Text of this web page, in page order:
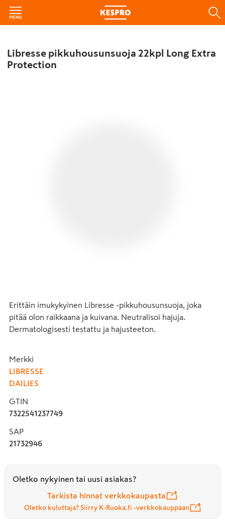
Libresse pikkuhousunsuoja 22kpl Long Extra
Protection
Erittäin imukykyinen Libresse -pikkuhousunsuoja, joka
pitää olon raikkaana ja kuivana. Neutralisoi hajuja.
Dermatologisesti testattu ja hajusteeton.
Merkki
LIBRESSE
DAILIES
GTIN
7322541237749
SAP
21732946
Oletko nykyinen tai uusi asiakas?
Tarkista hinnat verkkokaupasta
Oletko kuluttaja? Siirry K-Ruoka.fi -verkkokauppaan